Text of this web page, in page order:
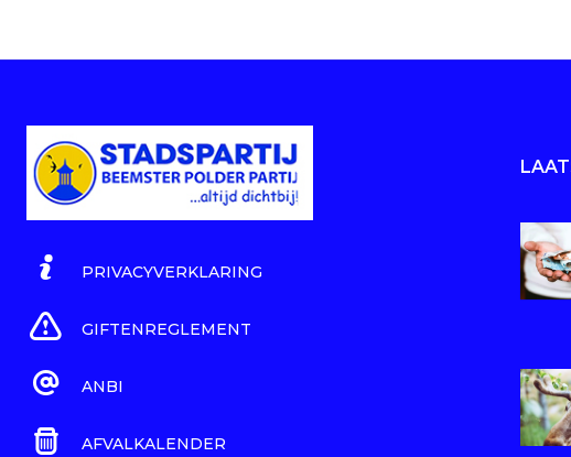
PRIVACYVERKLARING
GIFTENREGLEMENT
ANBI
AFVALKALENDER